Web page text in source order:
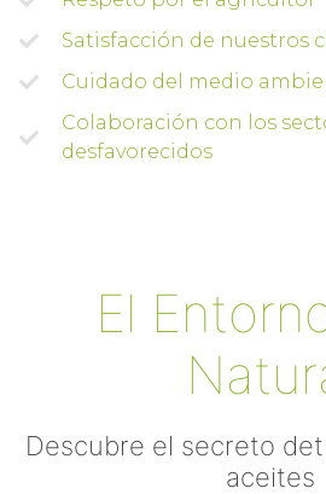
Satisfacción de nuestros
Cuidado del medio
Colaboración con los
desfavorecidos
El
Descubre el secreto
aceites